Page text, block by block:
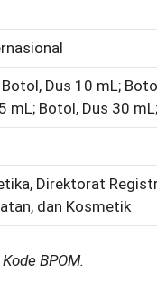
Dus 10 mL;
mL; Botol, Dus 30
Direktorat
dan Kosmetik
BPOM.